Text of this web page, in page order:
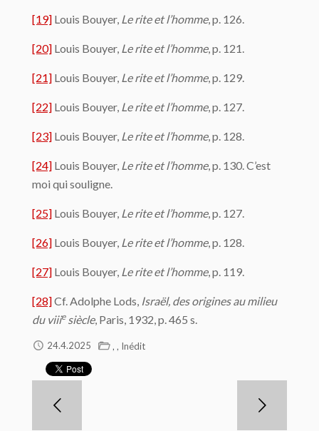
[19] Louis Bouyer, Le rite et l’homme, p. 126.
[20] Louis Bouyer, Le rite et l’homme, p. 121.
[21] Louis Bouyer, Le rite et l’homme, p. 129.
[22] Louis Bouyer, Le rite et l’homme, p. 127.
[23] Louis Bouyer, Le rite et l’homme, p. 128.
[24] Louis Bouyer, Le rite et l’homme, p. 130. C’est
moi qui souligne.
[25] Louis Bouyer, Le rite et l’homme, p. 127.
[26] Louis Bouyer, Le rite et l’homme, p. 128.
[27] Louis Bouyer, Le rite et l’homme, p. 119.
[28]Cf. Adolphe Lods, Israël, des origines au milieu
du viiiesiècle, Paris, 1932, p. 465 s.
24.4.2025 , , Inédit